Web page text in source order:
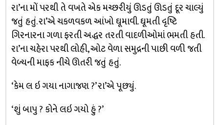
રા’ના મોં પરથી તે વખતે એક મચ્છરીયું ઊડતું ઊડતું દૂર ચાલ્યું
જતું હતું. રા’એ ચકળવકળ આંખો ઘૂમાવી. ઘૂમતી દૃષ્ટિ
ગિરનારના ગળા ફરતી અદ્ધર તરતી વાદળીઓમાં ભમતી હતી.
રા’ના ચહેરા પરથી લોહી, ઓટ વેળા સમુદ્રની પાછી વળી જતી
વેળ્યની માફક નીચે ઊતરી જતું હતું.
‘કેમ લ ઇ ગયા નાગાજણ ?’ રા’એ પૂછ્યું.
‘શું બાપુ ? કોને લઇ ગયો હું ?’